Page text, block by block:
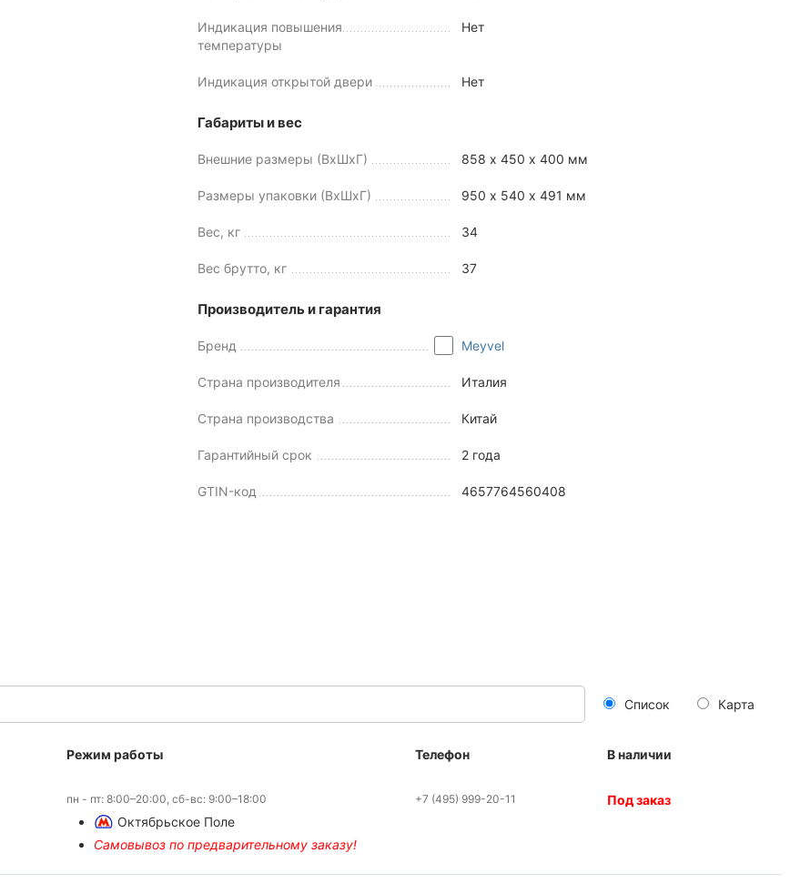
Индикация повышения
температуры
Нет
Индикация открытой двери Нет
Габариты и вес
Внешние размеры (ВхШхГ) 858 x 450 x 400 мм
Размеры упаковки (ВхШхГ) 950 x 540 x 491 мм
Вес, кг 34
Вес брутто, кг 37
Производитель и гарантия
Бренд Meyvel
Страна производителя Италия
Страна производства Китай
Гарантийный срок 2 года
GTIN-код 4657764560408
Список Карта
Режим работы Телефон В наличии
пн - пт: 8:00–20:00, сб-вс: 9:00–18:00
Октябрьское Поле
Самовывоз по предварительному заказу!
+7 (495) 999-20-11 Под заказ